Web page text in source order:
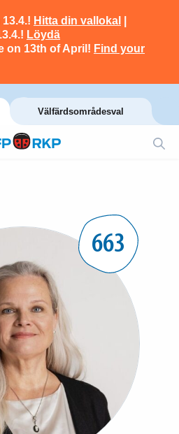
Hitta din vallokal
Löydä
on 13th of April! Find your
Välfärdsområdesval
663